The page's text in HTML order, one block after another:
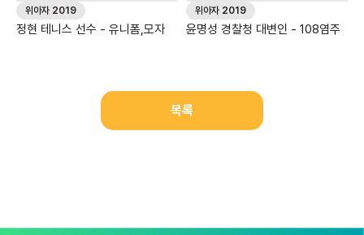
위아자 2019
정현 테니스 선수 - 유니폼,모자
위아자 2019
윤명성 경찰청 대변인 - 108염주
목록